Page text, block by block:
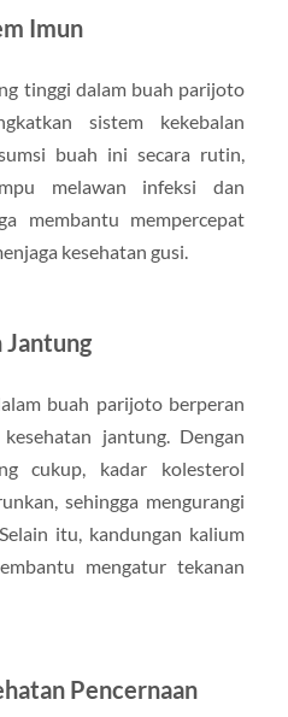
Imun
tinggi dalam buah parijoto
sistem kekebalan
buah ini secara rutin,
melawan infeksi dan
membantu mempercepat
kesehatan gusi.
Jantung
buah parijoto berperan
jantung. Dengan
cukup, kadar kolesterol
sehingga mengurangi
itu, kandungan kalium
mengatur tekanan
Pencernaan